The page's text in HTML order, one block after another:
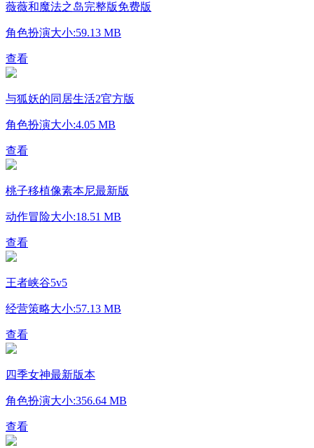
薇薇和魔法之岛完整版免费版
角色扮演大小:59.13 MB
查看
与狐妖的同居生活2官方版
角色扮演大小:4.05 MB
查看
桃子移植像素本尼最新版
动作冒险大小:18.51 MB
查看
王者峡谷5v5
经营策略大小:57.13 MB
查看
四季女神最新版本
角色扮演大小:356.64 MB
查看